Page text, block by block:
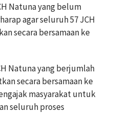
Natuna yang belum
agar seluruh 57 JCH
secara bersamaan ke
Natuna yang berjumlah
secara bersamaan ke
masyarakat untuk
seluruh proses